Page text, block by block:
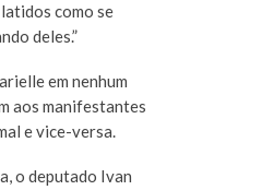
como se
deles.”
em nenhum
aos manifestantes
e vice-versa.
o deputado Ivan